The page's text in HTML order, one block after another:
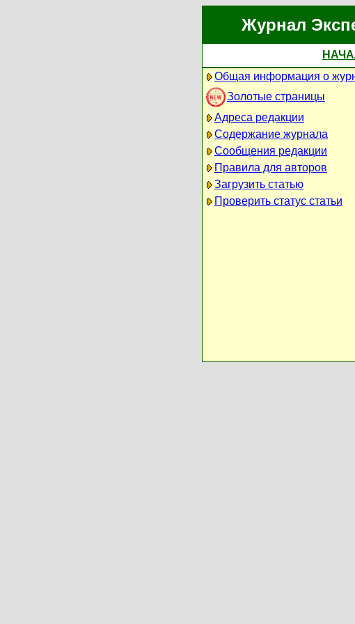
Журнал
Общая информация о
Золотые страницы
Адреса редакции
Содержание журнала
Сообщения редакции
Правила для авторов
Загрузить статью
Проверить статус статьи